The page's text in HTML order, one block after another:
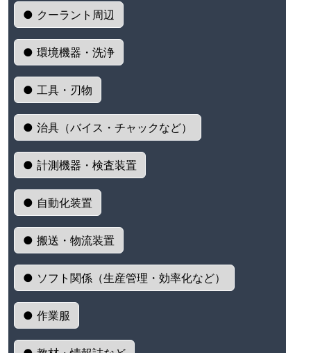
● クーラント周辺
● 環境機器・洗浄
● 工具・刃物
● 治具（バイス・チャックなど）
● 計測機器・検査装置
● 自動化装置
● 搬送・物流装置
● ソフト関係（生産管理・効率化など）
● 作業服